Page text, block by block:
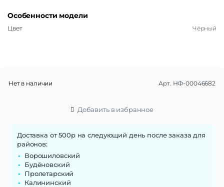
Особенности модели
Цвет Чёрный
Нет в наличии Арт. НФ-00046682
Добавить в избранное
Доставка от 500р на следующий день после заказа для
районов:
Ворошиловский
Будёновский
Пролетарский
Калининский